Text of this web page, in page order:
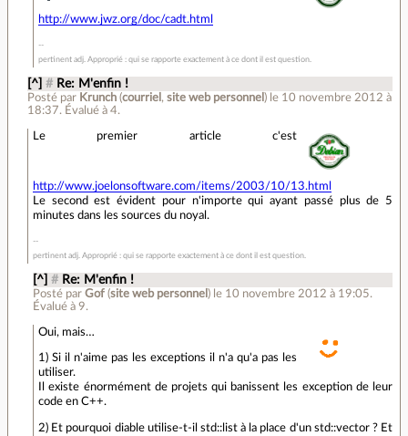
http://www.jwz.org/doc/cadt.html
pertinent adj. Approprié : qui se rapporte exactement à ce dont il est question.
[^] # Re: M'enfin !
Posté par Krunch(courriel , site web personnel ) le 10 novembre 2012 à
18:37. Évalué à 4.
Le premier article c'est
http://www.joelonsoftware.com/items/2003/10/13.html
Le second est évident pour n'importe qui ayant passé plus de 5
minutes dans les sources du noyal.
pertinent adj. Approprié : qui se rapporte exactement à ce dont il est question.
[^] # Re: M'enfin !
Posté parGof (site web personnel ) le 10 novembre 2012 à 19:05.
Évalué à9.
Oui, mais…
1) Si il n'aime pas les exceptions il n'a qu'a pas les
utiliser.
Il existe énormément de projets qui banissent les exception de leur
code en C++.
2) Et pourquoi diable utilise-t-il std::list à la place d'un std::vector ? Et